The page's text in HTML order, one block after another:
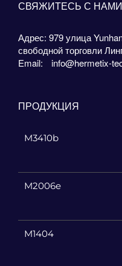
СВЯЖИТЕСЬ С НАМИ
Адрес: 979 улица
свободной торговли
Email:
info@hermetix-
ПРОДУКЦИЯ
M3410b
M2006e
M1404